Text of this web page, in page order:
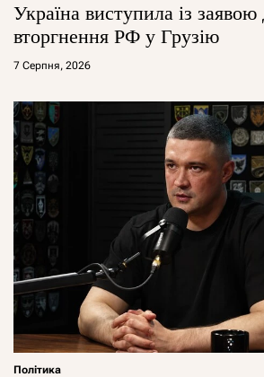
Україна виступила із заявою
вторгнення РФ у Грузію
7 Серпня, 2026
Політика